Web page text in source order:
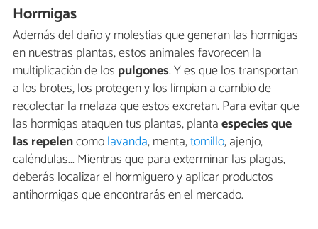
Hormigas
Además del daño y molestias que generan las hormigas
en nuestras plantas, estos animales favorecen la
multiplicación de los pulgones. Y es que los transportan
a los brotes, los protegen y los limpian a cambio de
recolectar la melaza que estos excretan. Para evitar que
las hormigas ataquen tus plantas, plantaespecies que
las repelencomolavanda, menta,tomillo, ajenjo,
caléndulas... Mientras que para exterminar las plagas,
deberás localizar el hormiguero y aplicar productos
antihormigas que encontrarás en el mercado.